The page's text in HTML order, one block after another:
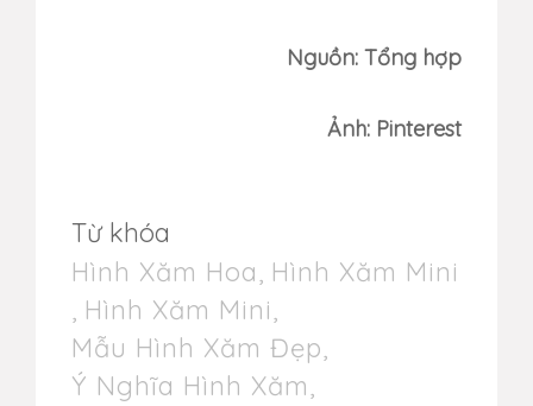
Nguồn: Tổng hợp
Ảnh: Pinterest
Từ khóa
Hình Xăm Hoa, Hình Xăm Mini
, Hình Xăm Mini,
Mẫu Hình Xăm Đẹp,
Ý Nghĩa Hình Xăm,